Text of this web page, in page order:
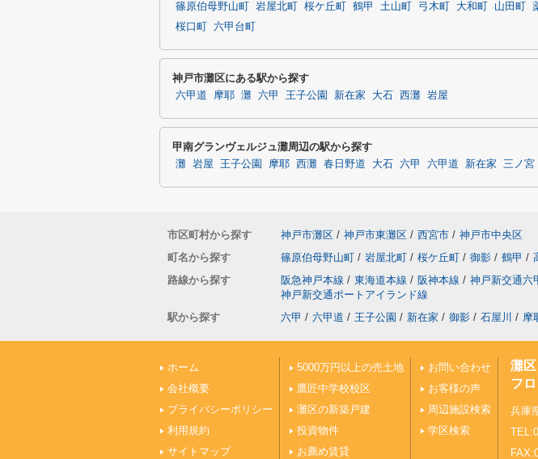
篠原伯母野山町 岩屋北町 桜ケ丘町 鶴甲 土山町 弓木町 大和町 山田町
桜口町
六甲台町
神戸市灘区にある駅から探す
六甲道 摩耶 灘 六甲 王子公園 新在家 大石 西灘 岩屋
甲南グランヴェルジュ灘周辺の駅から探す
灘 岩屋 王子公園 摩耶 西灘 春日野道 大石 六甲 六甲道 新在家 三ノ宮
市区町村から探す 神戸市灘区 / 神戸市東灘区 / 西宮市 / 神戸市中央区
町名から探す
篠原伯母野山町 / 岩屋北町 / 桜ケ丘町 / 御影 / 鶴甲 /
路線から探す
阪急神戸本線 / 東海道本線 / 阪神本線 / 神戸新交通六
神戸新交通ポートアイランド線
駅から探す
六甲 / 六甲道 / 王子公園 / 新在家 / 御影 / 石屋川 / 摩
ホーム
会社概要
プライバシーポリシー
利用規約
サイトマップ
5000万円以上の売土地
鷹匠中学校校区
灘区の新築戸建
投資物件
お薦め賃貸
お問い合わせ
お客様の声
周辺施設検索
学区検索
灘
フ
兵庫